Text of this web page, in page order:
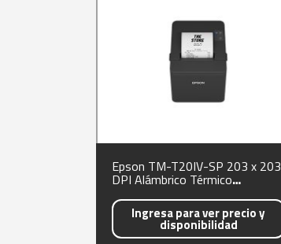
Epson TM-T20IV-SP 203 x 203
DPI Alámbrico Térmico
Ingresa para ver precio y
disponibilidad